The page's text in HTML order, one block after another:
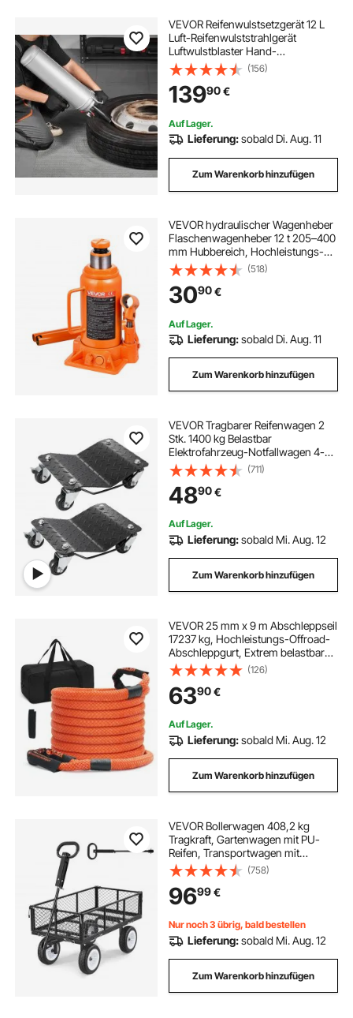
VEVOR Reifenwulstsetzgerät 12 L
Luft-Reifenwulststrahlgerät
Luftwulstblaster Hand-
Reifenfüllwerkzeug, verbessertes
tragbares Reifenfüllgerät, 0,6-0,8
MPa für Auto E-bike Wohnmobil
ATV Silber
(156)
13990€
Auf Lager.
Lieferung:sobald Di. Aug. 11
Zum Warenkorb hinzufügen
VEVOR hydraulischer Wagenheber
Flaschenwagenheber 12 t 205–400
mm Hubbereich, Hochleistungs-
Stempelwagenheber für Auto SUV
Pickup Autoreparatur Hauslift
landwirtschaftliche Geräte, Orange
(518)
3090€
Auf Lager.
Lieferung:sobald Di. Aug. 11
Zum Warenkorb hinzufügen
VEVOR Tragbarer Reifenwagen 2
Stk. 1400 kg Belastbar
Elektrofahrzeug-Notfallwagen 4-
Rad-Reifenwagen Robuster,
Mobiler Trolley, Stahlwagen
Reifenhalter, Geeignet für Auto,
Motorräder Pickups usw.
(711)
4890€
Auf Lager.
Lieferung:sobald Mi. Aug. 12
Zum Warenkorb hinzufügen
VEVOR 25 mm x 9 m Abschleppseil
17237 kg, Hochleistungs-Offroad-
Abschleppgurt, Extrem belastbarer
Bergegurt mit 30 %
Elastizitätsenergie für Jeep Auto
LKW ATV UTV SUV Traktor
(126)
6390€
Auf Lager.
Lieferung:sobald Mi. Aug. 12
Zum Warenkorb hinzufügen
VEVOR Bollerwagen 408,2 kg
Tragkraft, Gartenwagen mit PU-
Reifen, Transportwagen mit
Verstellbarem Griff, Abnehmbaren
Seitenwänden, Handwagen zur
Befestigung an ATV oder Traktor,
Schwarz
(758)
9699€
Nur noch 3 übrig, bald bestellen
Lieferung:sobald Mi. Aug. 12
Zum Warenkorb hinzufügen